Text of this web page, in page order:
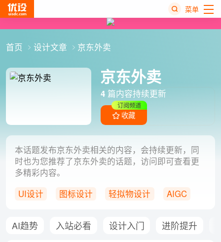
菜单
首页 设计文章 京东外卖
京东外卖
4 篇内容持续更新
收藏
订阅频道
本话题发布京东外卖相关的内容，会持续更新，同
时也为您推荐了京东外卖的话题，访问即可查看更
多精彩内容。
UI设计
图标设计 轻拟物设计
AIGC
AI趋势 入站必看 设计入门 进阶提升